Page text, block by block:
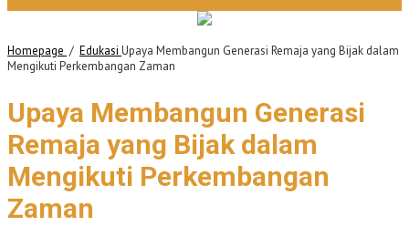
Homepage / Edukasi Upaya Membangun Generasi Remaja yang Bijak dalam
Mengikuti Perkembangan Zaman
Upaya Membangun Generasi
Remaja yang Bijak dalam
Mengikuti Perkembangan
Zaman